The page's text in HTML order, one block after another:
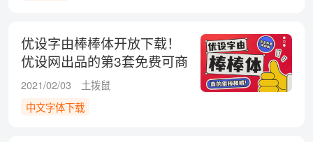
优设字由棒棒体开放下载！
优设网出品的第3套免费可商
用字体
2021/02/03
土拨鼠
中文字体下载